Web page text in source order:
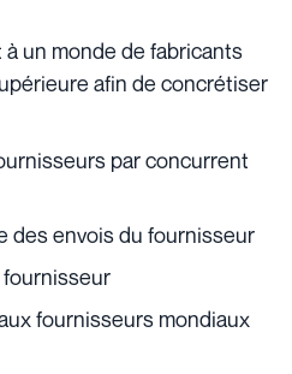
un monde de fabricants
afin de concrétiser
par concurrent
des envois du fournisseur
fournisseurs mondiaux